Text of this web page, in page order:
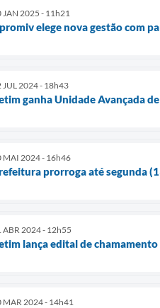
JAN 2025 - 11h21
elege nova gestão com
JUL 2024 - 18h43
ganha Unidade Avançada
MAI 2024 - 16h46
prorroga até segunda
ABR 2024 - 12h55
lança edital de
MAR 2024 - 14h41